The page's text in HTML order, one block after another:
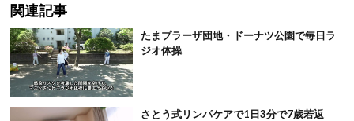
関連記事
たまプラーザ団地・ドーナツ公園で毎日ラ
ジオ体操
さとう式リンパケアで1日3分で7歳若返